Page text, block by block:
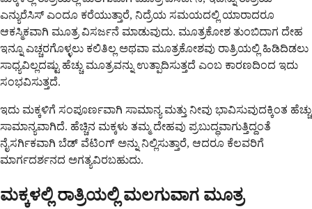
ಎನ್ಯುರೆಸಿಸ್ ಎಂದೂ ಕರೆಯುತ್ತಾರೆ, ನಿದ್ರೆಯ ಸಮಯದಲ್ಲಿ ಯಾರಾದರೂ
ಆಕಸ್ಮಿಕವಾಗಿ ಮೂತ್ರ ವಿಸರ್ಜನೆ ಮಾಡುವುದು. ಮೂತ್ರಕೋಶ ತುಂಬಿದಾಗ ದೇಹ
ಇನ್ನೂ ಎಚ್ಚರಗೊಳ್ಳಲು ಕಲಿತಿಲ್ಲ ಅಥವಾ ಮೂತ್ರಕೋಶವು ರಾತ್ರಿಯಲ್ಲಿ ಹಿಡಿದಿಡಲು
ಸಾಧ್ಯವಿಲ್ಲದಷ್ಟು ಹೆಚ್ಚು ಮೂತ್ರವನ್ನು ಉತ್ಪಾದಿಸುತ್ತದೆ ಎಂಬ ಕಾರಣದಿಂದ ಇದು
ಸಂಭವಿಸುತ್ತದೆ.
ಇದು ಮಕ್ಕಳಿಗೆ ಸಂಪೂರ್ಣವಾಗಿ ಸಾಮಾನ್ಯ ಮತ್ತು ನೀವು ಭಾವಿಸುವುದಕ್ಕಿಂತ ಹೆಚ್ಚು
ಸಾಮಾನ್ಯವಾಗಿದೆ. ಹೆಚ್ಚಿನ ಮಕ್ಕಳು ತಮ್ಮ ದೇಹವು ಪ್ರಬುದ್ಧವಾಗುತ್ತಿದ್ದಂತೆ
ನೈಸರ್ಗಿಕವಾಗಿ ಬೆಡ್ ವೆಟಿಂಗ್ ಅನ್ನು ನಿಲ್ಲಿಸುತ್ತಾರೆ, ಆದರೂ ಕೆಲವರಿಗೆ
ಮಾರ್ಗದರ್ಶನದ ಅಗತ್ಯವಿರಬಹುದು.
ಮಕ್ಕಳಲ್ಲಿ ರಾತ್ರಿಯಲ್ಲಿ ಮಲಗುವಾಗ ಮೂತ್ರ